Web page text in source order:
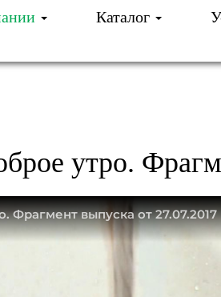
Каталог
УТРО. ФРАГМЕНТ
утро.